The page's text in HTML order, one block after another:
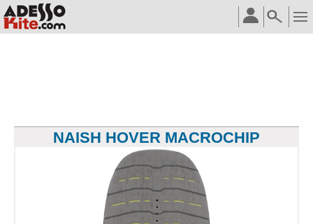
NAISH HOVER MACROCHIP